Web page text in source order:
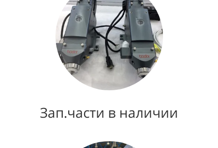
Зап.части в наличии